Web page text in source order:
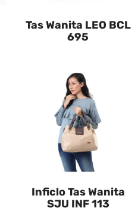
Tas Wanita LEO BCL
695
Inficlo Tas Wanita
SJU INF 113